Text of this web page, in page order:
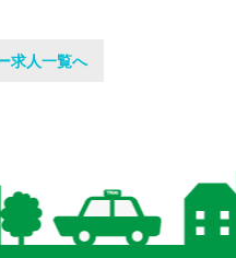
求人一覧へ